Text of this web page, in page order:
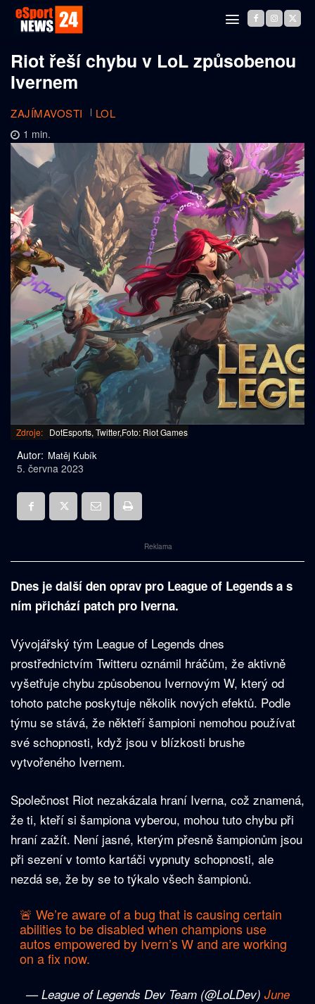
Riot řeší chybu v LoL způsobenou
Ivernem
ZAJÍMAVOSTI LOL
1 min.
Zdroje: DotEsports, Twitter,Foto: Riot Games
Autor: Matěj Kubík
5. června 2023
Reklama
Dnes je další den oprav pro League of Legends a s
ním přichází patch pro Iverna.
Vývojářský tým League of Legends dnes
prostřednictvím Twitteru oznámil hráčům, že aktivně
vyšetřuje chybu způsobenou Ivernovým W, který od
tohoto patche poskytuje několik nových efektů. Podle
týmu se stává, že někteří šampioni nemohou používat
své schopnosti, když jsou v blízkosti brushe
vytvořeného Ivernem.
Společnost Riot nezakázala hraní Iverna, což znamená,
že ti, kteří si šampiona vyberou, mohou tuto chybu při
hraní zažít. Není jasné, kterým přesně šampionům jsou
při sezení v tomto kartáči vypnuty schopnosti, ale
nezdá se, že by se to týkalo všech šampionů.
🚨 We’re aware of a bug that is causing certain
abilities to be disabled when champions use
autos empowered by Ivern’s W and are working
on a fix now.
— League of Legends Dev Team (@LoLDev) June